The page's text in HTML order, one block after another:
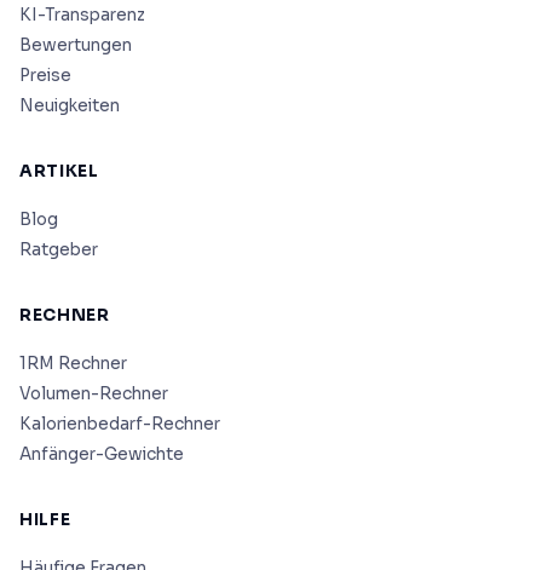
KI-Transparenz
Bewertungen
Preise
Neuigkeiten
ARTIKEL
Blog
Ratgeber
RECHNER
1RM Rechner
Volumen-Rechner
Kalorienbedarf-Rechner
Anfänger-Gewichte
HILFE